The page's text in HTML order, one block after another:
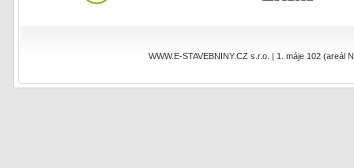
WWW.E-STAVEBNINY.CZ s.r.o. | 1. máje 102